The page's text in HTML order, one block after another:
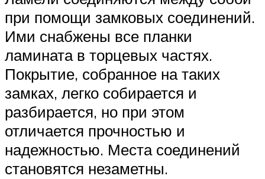
при помощи замковых соединений.
Ими снабжены все планки
ламината в торцевых частях.
Покрытие, собранное на таких
замках, легко собирается и
разбирается, но при этом
отличается прочностью и
надежностью. Места соединений
становятся незаметны.